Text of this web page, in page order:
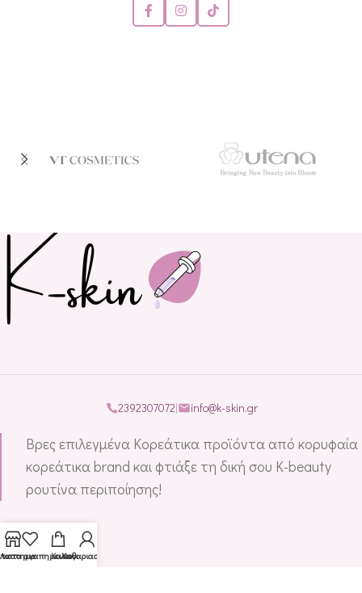
2392307072| info@k-skin.gr
Βρες επιλεγμένα Κορεάτικα προϊόντα από κορυφαία
κορεάτικα brand και φτιάξε τη δική σου K-beauty
ρουτίνα περιποίησης!
ΠΛΗΡΟΦΟΡΊΕΣ
Λιστα αγαπημενων
ΚαλαθιΛογαριασμος